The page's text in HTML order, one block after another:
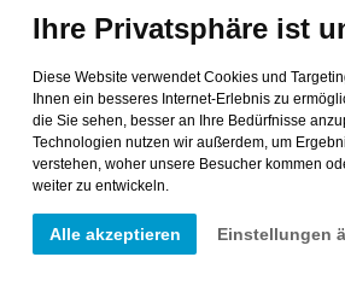
Ihre Privatsphäre ist
Diese Website verwendet Cookies und
Ihnen ein besseres Internet-Erlebnis zu
die Sie sehen, besser an Ihre Bedürfnisse
Technologien nutzen wir außerdem, um
verstehen, woher unsere Besucher kommen
weiter zu entwickeln.
Alle akzeptieren Einstellungen
zurück
weiter